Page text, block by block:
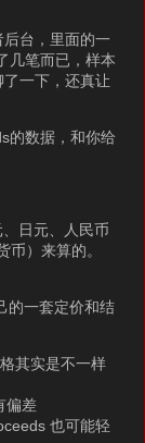
台，里面的一
几笔而已，样本
了一下，还真让
的数据，和你给
日元、人民币
）来算的。
的一套定价和结
其实是不一样
偏差
也可能轻